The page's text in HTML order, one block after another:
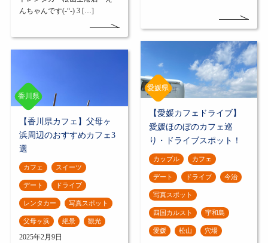
んちゃんです(-“-) 3 […]
香川県
【香川県カフェ】父母ヶ
浜周辺のおすすめカフェ3
選
カフェ スイーツ
デート ドライブ
レンタカー 写真スポット
父母ヶ浜 絶景 観光
2025年2月9日
愛媛県
【愛媛カフェドライブ】
愛媛ほのぼのカフェ巡
り・ドライブスポット！
カップル カフェ
デート ドライブ 今治
写真スポット
四国カルスト 宇和島
愛媛 松山 穴場